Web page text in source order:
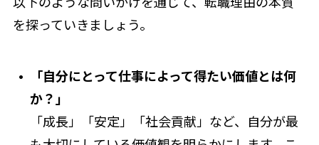
を探っていきましょう。
「自分にとって仕事によって得たい価値とは何
か？」
「成長」「安定」「社会貢献」など、自分が最